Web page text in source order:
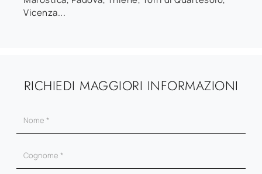
Vicenza...
RICHIEDI MAGGIORI INFORMAZIONI